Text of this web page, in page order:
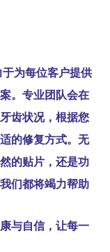
。专业团队会在
齿状况，根据您
的修复方式。无
的贴片，还是功
们都将竭力帮助
与自信，让每一